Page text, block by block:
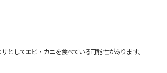
してエビ・カニを食べている可能性があります。